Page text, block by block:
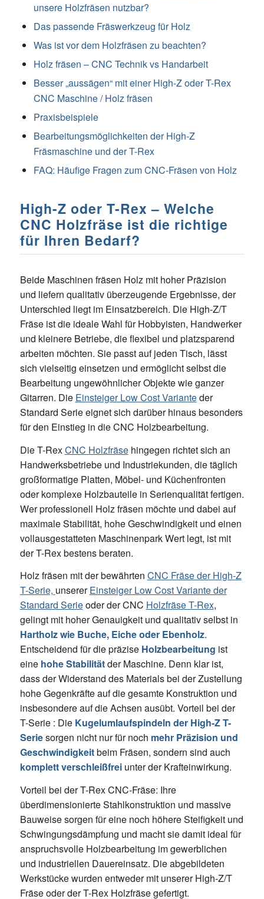
unsere Holzfräsen nutzbar?
Das passende Fräswerkzeug für Holz
Was ist vor dem Holzfräsen zu beachten?
Holz fräsen – CNC Technik vs Handarbeit
Besser „aussägen“ mit einer High-Z oder T-Rex
CNC Maschine / Holz fräsen
Praxisbeispiele
Bearbeitungsmöglichkeiten der High-Z
Fräsmaschine und der T-Rex
FAQ: Häufige Fragen zum CNC-Fräsen von Holz
High-Z oder T-Rex – Welche
CNC Holzfräse ist die richtige
für Ihren Bedarf?
Beide Maschinen fräsen Holz mit hoher Präzision
und liefern qualitativ überzeugende Ergebnisse, der
Unterschied liegt im Einsatzbereich. Die High-Z/T
Fräse ist die ideale Wahl für Hobbyisten, Handwerker
und kleinere Betriebe, die flexibel und platzsparend
arbeiten möchten. Sie passt auf jeden Tisch, lässt
sich vielseitig einsetzen und ermöglicht selbst die
Bearbeitung ungewöhnlicher Objekte wie ganzer
Gitarren. Die Einsteiger Low Cost Varianteder
Standard Serie eignet sich darüber hinaus besonders
für den Einstieg in die CNC Holzbearbeitung.
Die T-RexCNC Holzfräsehingegen richtet sich an
Handwerksbetriebe und Industriekunden, die täglich
großformatige Platten, Möbel- und Küchenfronten
oder komplexe Holzbauteile in Serienqualität fertigen.
Wer professionell Holz fräsen möchte und dabei auf
maximale Stabilität, hohe Geschwindigkeit und einen
vollausgestatteten Maschinenpark Wert legt, ist mit
der T-Rex bestens beraten.
Holz fräsen mit der bewährten CNC Fräse der High-Z
T-Serie, unsererEinsteiger Low Cost Variante der
Standard Serieoder der CNC Holzfräse T-Rex,
gelingt mit hoher Genauigkeit und qualitativ selbst in
Hartholz wie Buche, Eiche oder Ebenholz.
Entscheidend für die präzise Holzbearbeitung ist
eine hohe Stabilitätder Maschine. Denn klar ist,
dass der Widerstand des Materials bei der Zustellung
hohe Gegenkräfte auf die gesamte Konstruktion und
insbesondere auf die Achsen ausübt. Vorteil bei der
T-Serie : Die Kugelumlaufspindeln der High-Z T-
Seriesorgen nicht nur für noch mehr Präzision und
Geschwindigkeitbeim Fräsen, sondern sind auch
komplett verschleißfreiunter der Krafteinwirkung.
Vorteil bei der T-Rex CNC-Fräse: Ihre
überdimensionierte Stahlkonstruktion und massive
Bauweise sorgen für eine noch höhere Steifigkeit und
Schwingungsdämpfung und macht sie damit ideal für
anspruchsvolle Holzbearbeitung im gewerblichen
und industriellen Dauereinsatz. Die abgebildeten
Werkstücke wurden entweder mit unserer High-Z/T
Fräse oder der T-Rex Holzfräse gefertigt.